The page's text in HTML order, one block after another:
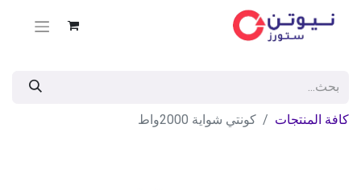
كافة المنتجات كونتي شواية 2000واط